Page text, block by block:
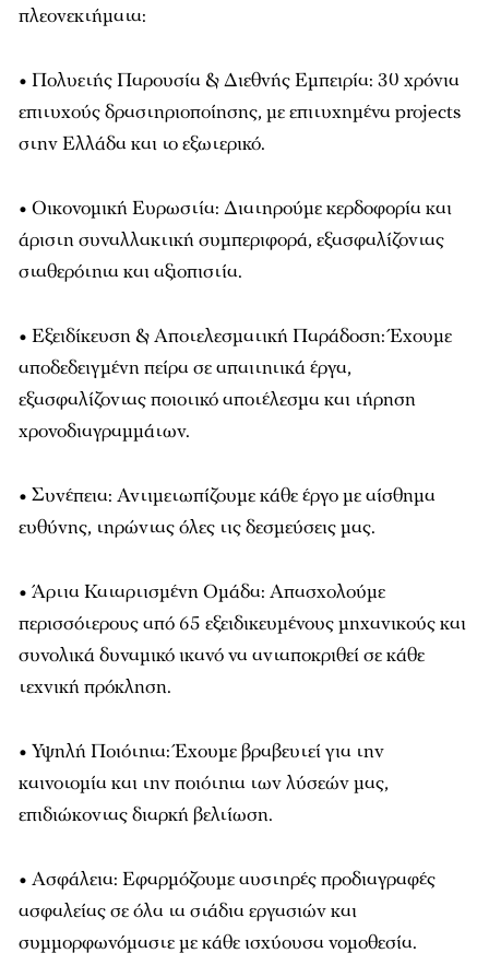
πλεονεκτήματα:
• Πολυετής Παρουσία & Διεθνής Εμπειρία: 30 χρόνια
επιτυχούς δραστηριοποίησης, με επιτυχημένα projects
στην Ελλάδα και το εξωτερικό.
• Οικονομική Ευρωστία: Διατηρούμε κερδοφορία και
άριστη συναλλακτική συμπεριφορά, εξασφαλίζοντας
σταθερότητα και αξιοπιστία.
• Εξειδίκευση & Αποτελεσματική Παράδοση: Έχουμε
αποδεδειγμένη πείρα σε απαιτητικά έργα,
εξασφαλίζοντας ποιοτικό αποτέλεσμα και τήρηση
χρονοδιαγραμμάτων.
• Συνέπεια: Αντιμετωπίζουμε κάθε έργο με αίσθημα
ευθύνης, τηρώντας όλες τις δεσμεύσεις μας.
• Άρτια Καταρτισμένη Ομάδα: Απασχολούμε
περισσότερους από 65 εξειδικευμένους μηχανικούς και
συνολικά δυναμικό ικανό να ανταποκριθεί σε κάθε
τεχνική πρόκληση.
• Υψηλή Ποιότητα: Έχουμε βραβευτεί για την
καινοτομία και την ποιότητα των λύσεών μας,
επιδιώκοντας διαρκή βελτίωση.
• Ασφάλεια: Εφαρμόζουμε αυστηρές προδιαγραφές
ασφαλείας σε όλα τα στάδια εργασιών και
συμμορφωνόμαστε με κάθε ισχύουσα νομοθεσία.